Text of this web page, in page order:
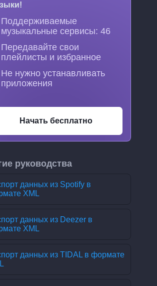
Поддерживаемые
музыкальные сервисы: 46
Передавайте свои
плейлисты и избранное
Не нужно устанавливать
приложения
Начать бесплатно
руководства
данных из Spotify в
XML
данных из Deezer в
XML
данных из TIDAL в формате